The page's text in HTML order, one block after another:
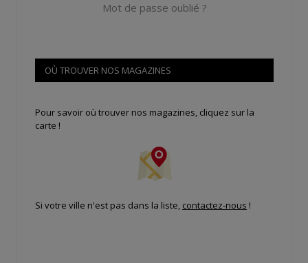
Mot de passe oublié ?
OÙ TROUVER NOS MAGAZINES
Pour savoir où trouver nos magazines, cliquez sur la
carte !
Si votre ville n'est pas dans la liste, contactez-nous !